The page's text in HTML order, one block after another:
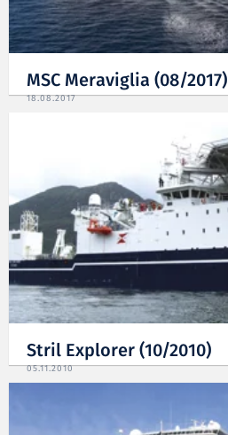
MSC Meraviglia (08/2017)
18.08.2017
Stril Explorer (10/2010)
05.11.2010